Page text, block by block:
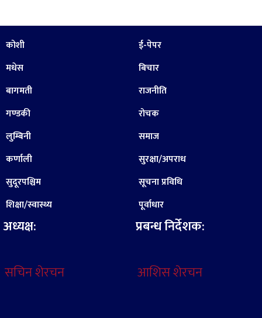
कोशी
मधेस
बागमती
गण्डकी
लुम्बिनी
कर्णाली
सुदूरपश्चिम
शिक्षा/स्वास्थ्य
अध्यक्ष:
सचिन शेरचन
ई-पेपर
बिचार
राजनीति
रोचक
समाज
सुरक्षा/अपराध
सूचना प्रविधि
पूर्वाधार
प्रबन्ध निर्देशक:
आशिस शेरचन